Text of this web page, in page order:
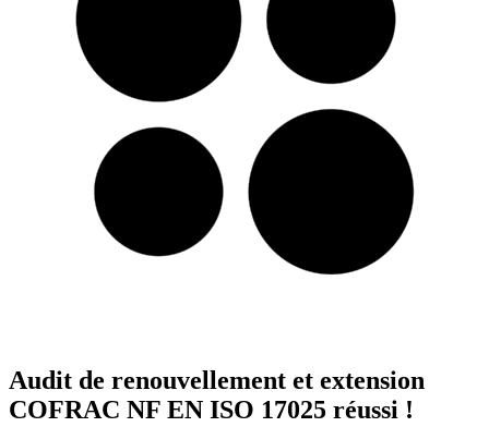
Audit de renouvellement et extension
COFRAC NF EN ISO 17025 réussi !